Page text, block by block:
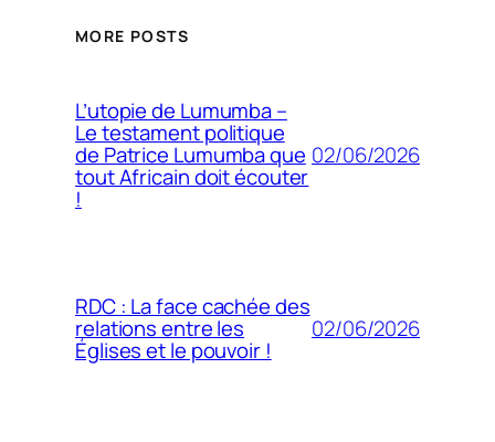
MORE POSTS
L’utopie de Lumumba –
Le testament politique
de Patrice Lumumba que
tout Africain doit écouter
!
02/06/2026
RDC : La face cachée des
relations entre les
Églises et le pouvoir !
02/06/2026